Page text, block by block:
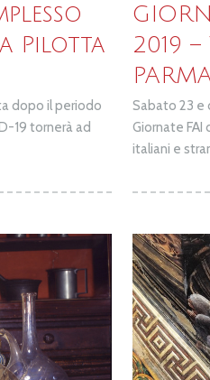
Pilotta
dopo il periodo
19 tornerà ad
2019 –
Sabato 23 e
Giornate FAI
italiani e